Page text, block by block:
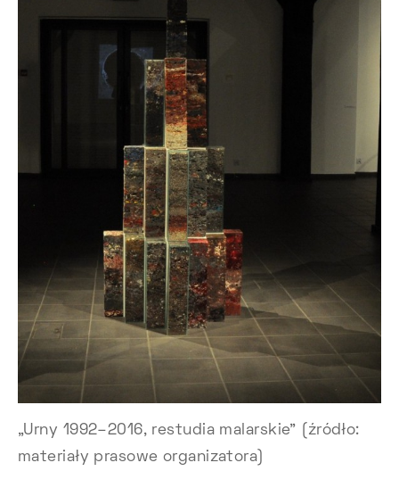
„Urny 1992–2016, restudia malarskie” (źródło:
materiały prasowe organizatora)